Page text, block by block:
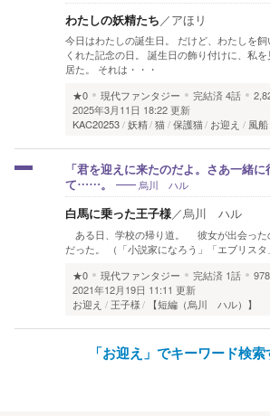
わたしの妖精たち ／アほリ
今日はわたしの誕生日。 だけど、わたしを
くれた記念の日。 誕生日の飾り付けに、私
居た。 それは・・・
★0
現代ファンタジー 完結済4話
2025年3月11日 18:22 更新
KAC20253 妖精 猫 保護猫 お迎え 風船
「君を迎えに来たのだよ。さあ一緒
て……。
烏川 ハル
白馬に乗った王子様／烏川 ハル
ある日、学校の帰り道。 彼女が出会った
だった。 （「小説家になろう」「エブリスタ
★0
現代ファンタジー 完結済 1話
2021年12月19日 11:11 更新
お迎え
王子様 【短編（烏川 ハル）】
「お迎え」でキーワード検索